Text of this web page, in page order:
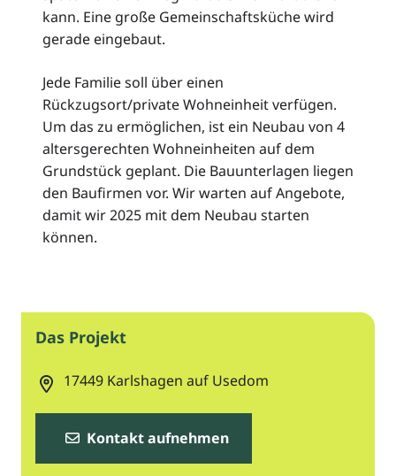
kann. Eine große Gemeinschaftsküche wird
gerade eingebaut.
Jede Familie soll über einen
Rückzugsort/private Wohneinheit verfügen.
Um das zu ermöglichen, ist ein Neubau von 4
altersgerechten Wohneinheiten auf dem
Grundstück geplant. Die Bauunterlagen liegen
den Baufirmen vor. Wir warten auf Angebote,
damit wir 2025 mit dem Neubau starten
können.
Das Projekt
17449 Karlshagen auf Usedom
Kontakt aufnehmen